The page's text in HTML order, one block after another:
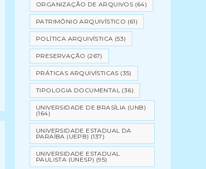
ORGANIZAÇÃO DE ARQUIVOS (64)
PATRIMÔNIO ARQUIVÍSTICO (61)
POLÍTICA ARQUIVÍSTICA (53)
PRESERVAÇÃO (267)
PRÁTICAS ARQUIVÍSTICAS (35)
TIPOLOGIA DOCUMENTAL (36)
UNIVERSIDADE DE BRASÍLIA (UNB)
(164)
UNIVERSIDADE ESTADUAL DA
PARAÍBA (UEPB) (137)
UNIVERSIDADE ESTADUAL
PAULISTA (UNESP) (95)